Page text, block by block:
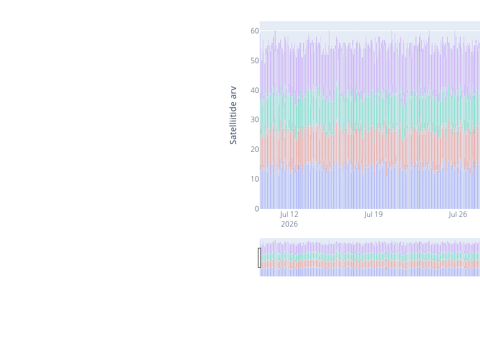
Jul 12
2026
Jul 19 Jul 26
0
10
20
30
40
50
60
Satelliitide arv